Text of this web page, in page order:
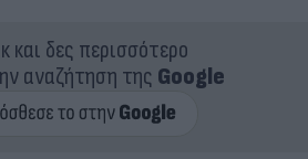
και δες περισσότερο
αναζήτηση της Google